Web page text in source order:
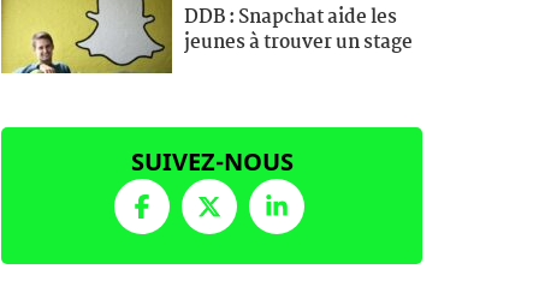
DDB : Snapchat aide les
jeunes à trouver un stage
SUIVEZ-NOUS